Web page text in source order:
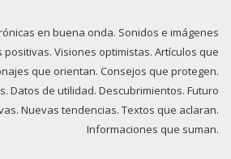
en buena onda. Sonidos e imágenes
Visiones optimistas. Artículos que
que orientan. Consejos que protegen.
Datos de utilidad. Descubrimientos. Futuro
Nuevas tendencias. Textos que aclaran.
Informaciones que suman.